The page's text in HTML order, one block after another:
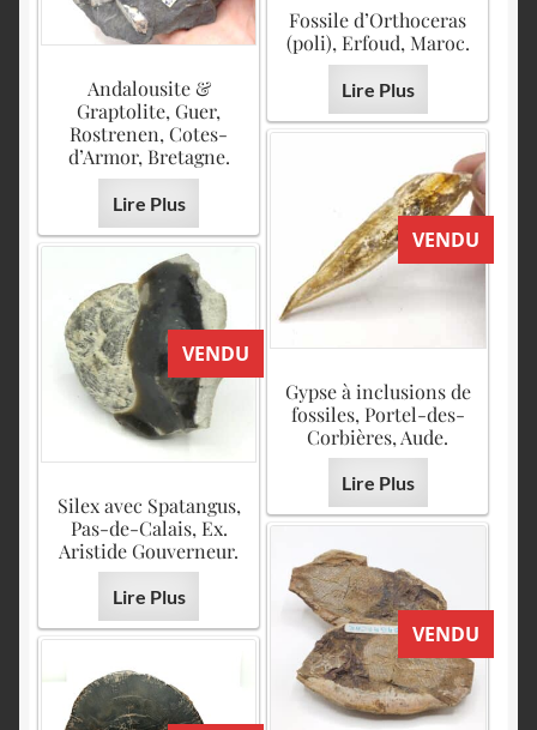
Fossile d’Orthoceras
(poli), Erfoud, Maroc.
Lire Plus
Andalousite &
Graptolite, Guer,
Rostrenen, Cotes-
d’Armor, Bretagne.
Lire Plus
VENDU
Gypse à inclusions de
fossiles, Portel-des-
Corbières, Aude.
Lire Plus
VENDU
Silex avec Spatangus,
Pas-de-Calais, Ex.
Aristide Gouverneur.
Lire Plus
VENDU